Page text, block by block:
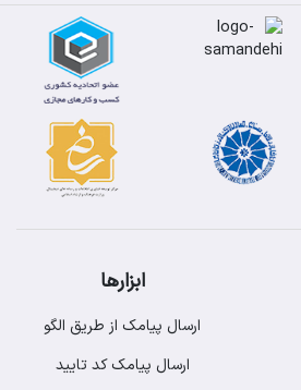
ابزارها
ارسال پیامک از طریق الگو
ارسال پیامک کد تایید